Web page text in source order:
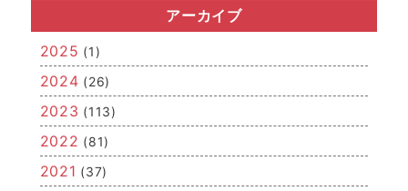
海外渡航記
海外留学報告や国際学会への参加・発表、IAEAを始めと
した国際的な活動など、「世界的」な空気をお届けしま
す。
アーカイブ
2025 (1)
2024 (26)
2023 (113)
2022 (81)
2021 (37)